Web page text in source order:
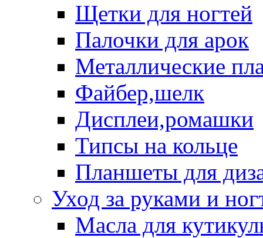
Щетки для ногтей
Палочки для арок
Металлические
Файбер,шелк
Дисплеи,ромашки
Типсы на кольце
Планшеты для
Уход за руками и
Масла для